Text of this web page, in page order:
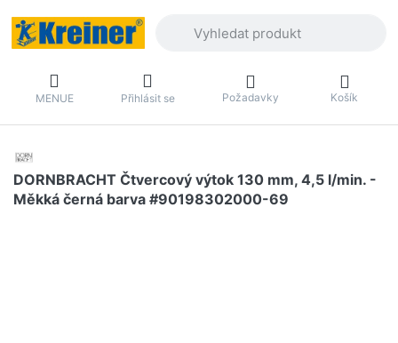
MENUE Přihlásit se Požadavky Košík
DORNBRACHT Čtvercový výtok 130 mm, 4,5 l/min. -
Měkká černá barva #90198302000-69